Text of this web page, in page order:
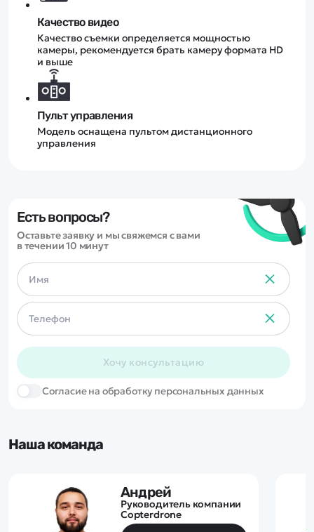
Качество видео
Качество съемки определяется мощностью
камеры, рекомендуется брать камеру формата HD
и выше
Пульт управления
Модель оснащена пультом дистанционного
управления
Есть вопросы?
Оставьте заявку и мы свяжемся с вами
в течении 10 минут
Хочу консультацию
Cогласие на обработку персональных данных
Наша команда
Андрей
Руководитель компании
Copterdrone